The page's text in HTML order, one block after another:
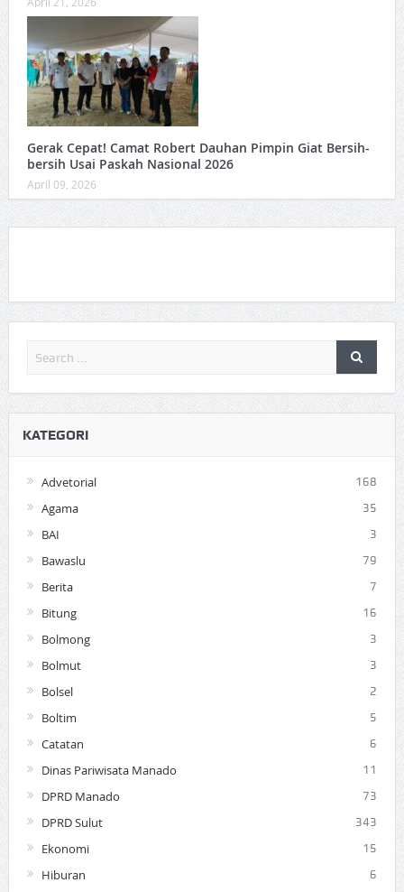
Gerak Cepat! Camat Robert Dauhan Pimpin Giat Bersih-
bersih Usai Paskah Nasional 2026
April 09, 2026
KATEGORI
Advetorial 168
Agama 35
BAI 3
Bawaslu 79
Berita 7
Bitung 16
Bolmong 3
Bolmut 3
Bolsel 2
Boltim 5
Catatan 6
Dinas Pariwisata Manado 11
DPRD Manado 73
DPRD Sulut 343
Ekonomi 15
Hiburan 6